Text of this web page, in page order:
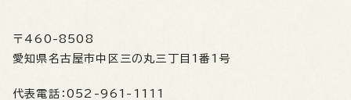
〒460-8508
愛知県名古屋市中区三の丸三丁目1番1号
代表電話： 052-961-1111